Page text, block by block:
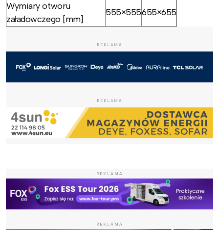
Wymiary otworu
załadowczego [mm]
555×555655×655
REKLAMA
REKLAMA
REKLAMA
REKLAMA